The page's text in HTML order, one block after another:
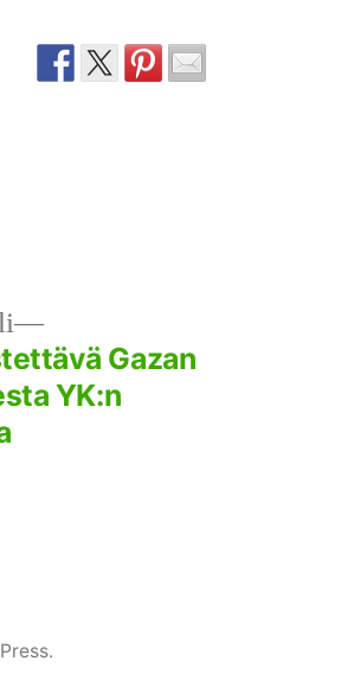
Seuraava
artikkeli:Gazan
YK:n